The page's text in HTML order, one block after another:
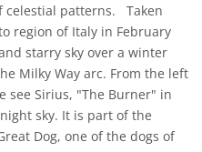
celestial patterns. Taken
region of Italy in February
starry sky over a winter
Milky Way arc. From the left
see Sirius, "The Burner" in
sky. It is part of the
Dog, one of the dogs of